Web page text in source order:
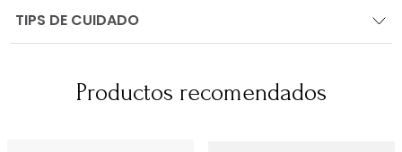
TIPS DE CUIDADO
Productos recomendados